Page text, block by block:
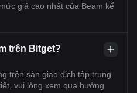
giá cao nhất của Beam kể
trên Bitget?
trên sàn giao dịch tập trung
vui lòng xem qua hướng